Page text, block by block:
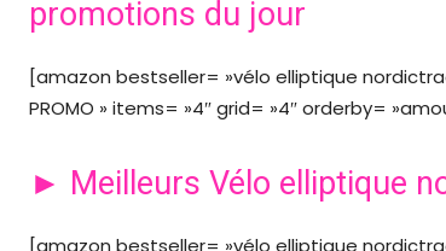
promotions du jour
[amazon bestseller= »vélo elliptique
PROMO » items= »4″ grid= »4″ orderby=
► Meilleurs Vélo elliptique
[amazon bestseller= »vélo elliptique